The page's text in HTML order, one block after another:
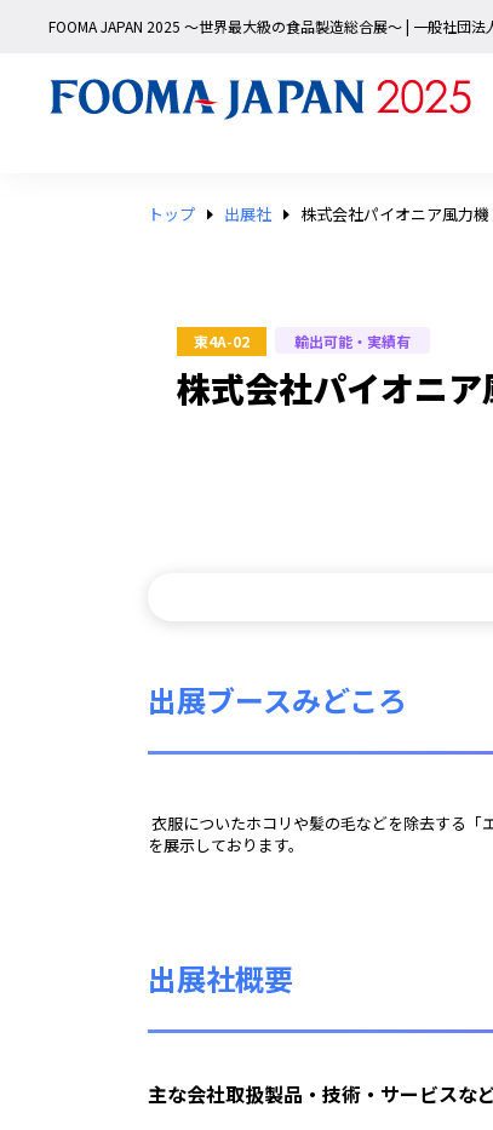
FOOMA JAPAN 2025 〜世界最大級の食品製造総合展〜 | 一般社団
トップ 出展社 株式会社パイオニア風力機
東4A-02 輸出可能・実績有
株式会社パイオニ
出展ブースみどころ
を展示しております。
出展社概要
主な会社取扱製品・技術・サービスな